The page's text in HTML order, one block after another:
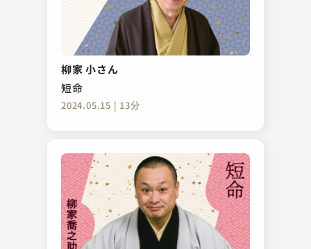
柳家 小さん
短命
2024.05.15 | 13分